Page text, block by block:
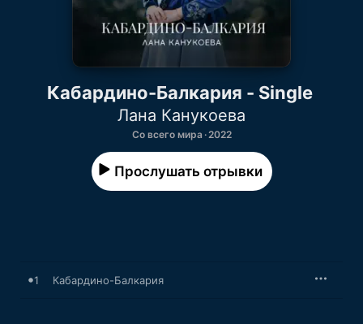
Кабардино-Балкария - Single
Лана Канукоева
Со всего мира · 2022
Прослушать отрывки
1 Кабардино-Балкария